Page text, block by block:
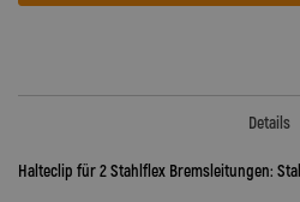
Details
Halteclip für 2 Stahlflex Bremsleitungen: